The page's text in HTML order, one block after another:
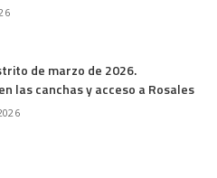
de marzo de 2026.
las canchas y acceso a Rosales